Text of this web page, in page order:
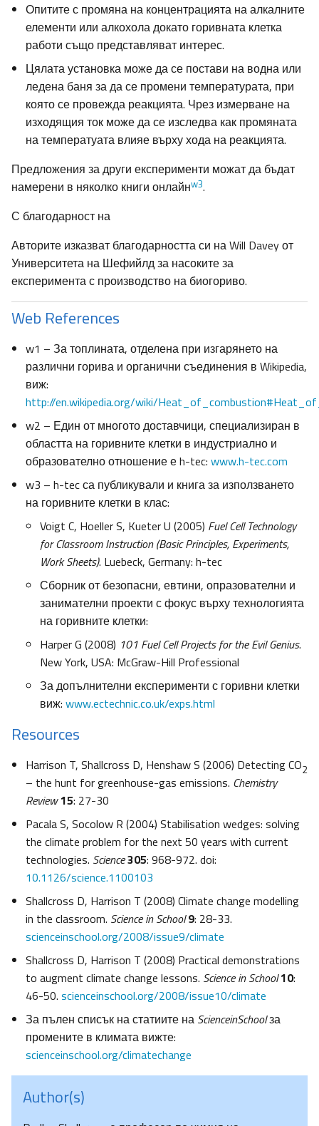
Опитите с промяна на концентрацията на алкалните
елементи или алкохола докато горивната клетка
работи също представляват интерес.
Цялата установка може да се постави на водна или
ледена баня за да се промени температурата, при
която се провежда реакцията. Чрез измерване на
изходящия ток може да се изследва как промяната
на температуата влияе върху хода на реакцията.
Предложения за други експерименти можат да бъдат
намерени в няколко книги онлайнw3.
С благодарност на
Авторите изказват благодарността си на Will Davey от
Университета на Шефийлд за насоките за
експеримента с производство на биогориво.
Web References
w1 – За топлината, отделена при изгарянето на
различни горива и органични съединения в Wikipedia,
виж:
http://en.wikipedia.org/wiki/
w2 – Един от многото доставчици, специализиран в
областта на горивните клетки в индустриално и
образователно отношение е h-tec: www.h-tec.com
w3 – h-tec са публикували и книга за използването
на горивните клетки в клас:
Voigt C, Hoeller S, Kueter U (2005) Fuel Cell Technology
for Classroom Instruction (Basic Principles, Experiments,
Work Sheets). Luebeck, Germany: h-tec
Сборник от безопасни, евтини, опразователни и
занимателни проекти с фокус върху технологията
на горивните клетки:
Harper G (2008) 101 Fuel Cell Projects for the Evil Genius.
New York, USA: McGraw-Hill Professional
За допълнителни експерименти с горивни клетки
виж: www.ectechnic.co.uk/exps.html
Resources
Harrison T, Shallcross D, Henshaw S (2006) Detecting CO2
– the hunt for greenhouse-gas emissions. Chemistry
Review15: 27-30
Pacala S, Socolow R (2004) Stabilisation wedges: solving
the climate problem for the next 50 years with current
technologies. Science305: 968-972. doi:
10.1126/science.1100103
Shallcross D, Harrison T (2008) Climate change modelling
in the classroom. Science in School 9: 28-33.
scienceinschool.org/2008/issue9/climate
Shallcross D, Harrison T (2008) Practical demonstrations
to augment climate change lessons. Science in School10:
46-50. scienceinschool.org/2008/issue10/climate
За пълен списък на статиите на ScienceinSchoolза
промените в климата вижте:
scienceinschool.org/climatechange
Author(s)